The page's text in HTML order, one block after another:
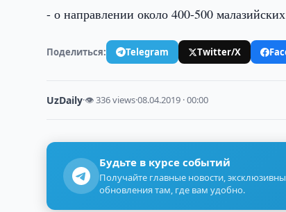
- о направлении около 400-500
Поделиться: Telegram Twitter/X
UzDaily·👁 336 views·08.04.2019 · 00:00
Будьте в курсе событий
Получайте главные новости,
обновления там, где вам удобно.